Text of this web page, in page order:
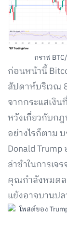
กราฟ
ก่อนหน้านี้
สัปดาห์บริเวณ
จากกระแสเงิน
หวังเกี่ยวกับกฎ
อย่างไรก็ตาม
Donald
ล่าช้าในการเจ
คุณกำลังหมดล
แย้งอาจบานป